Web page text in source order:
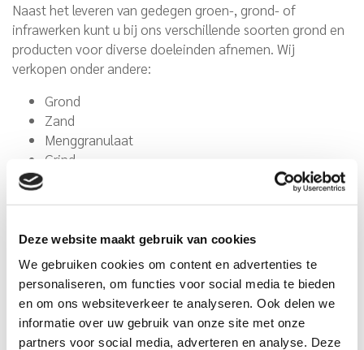
Deze website maakt gebruik van cookies
We gebruiken cookies om content en advertenties te
personaliseren, om functies voor social media te bieden
en om ons websiteverkeer te analyseren. Ook delen we
informatie over uw gebruik van onze site met onze
partners voor social media, adverteren en analyse. Deze
Naast het leveren van gedegen groen-, grond- of
infrawerken kunt u bij ons verschillende soorten grond en
producten voor diverse doeleinden afnemen. Wij
verkopen onder andere:
Grond
Zand
Menggranulaat
Grind
Snijmais
Stro